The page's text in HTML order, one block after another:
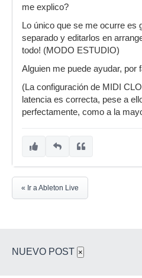
me explico?
Lo único que se me ocurre es
separado y editarlos en
todo! (MODO ESTUDIO)
Alguien me puede ayudar, por
(La configuración de MIDI
latencia es correcta, pese a
perfectamente, como a la
« Ir a Ableton Live
NUEVO POST ×